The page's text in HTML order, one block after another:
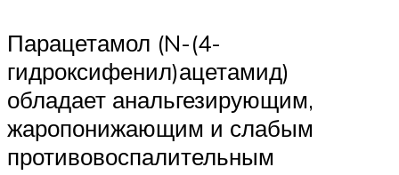
Парацетамол (N-(4-
гидроксифенил)ацетамид)
обладает анальгезирующим,
жаропонижающим и слабым
противовоспалительным